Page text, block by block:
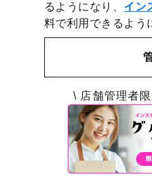
るようになり、 イン
料で利用できるよう
\ 店舗管理者